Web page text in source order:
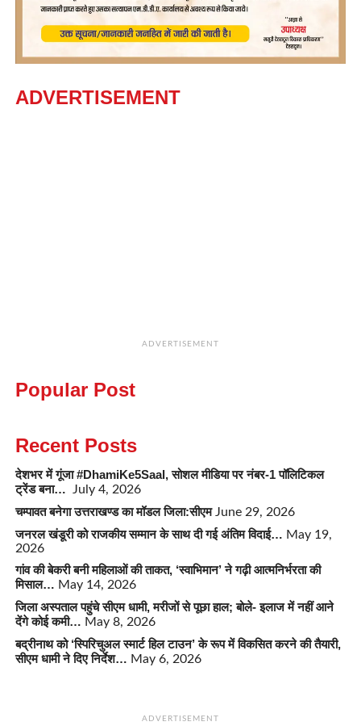
ADVERTISEMENT
ADVERTISEMENT
Popular Post
Recent Posts
देशभर में गूंजा #DhamiKe5Saal, सोशल मीडिया पर नंबर-1 पॉलिटिकल
ट्रेंड बना…
July 4, 2026
चम्पावत बनेगा उत्तराखण्ड का मॉडल जिला:सीएम June 29, 2026
जनरल खंडूरी को राजकीय सम्मान के साथ दी गई अंतिम विदाई… May 19,
2026
गांव की बेकरी बनी महिलाओं की ताकत, ‘स्वाभिमान’ ने गढ़ी आत्मनिर्भरता की
मिसाल… May 14, 2026
जिला अस्पताल पहुंचे सीएम धामी, मरीजों से पूछा हाल; बोले- इलाज में नहीं आने
देंगे कोई कमी… May 8, 2026
बद्रीनाथ को ‘स्पिरिचुअल स्मार्ट हिल टाउन’ के रूप में विकसित करने की तैयारी,
सीएम धामी ने दिए निर्देश… May 6, 2026
ADVERTISEMENT